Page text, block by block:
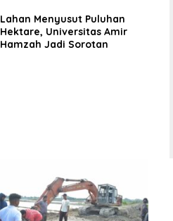
Lahan Menyusut Puluhan
Hektare, Universitas Amir
Hamzah Jadi Sorotan